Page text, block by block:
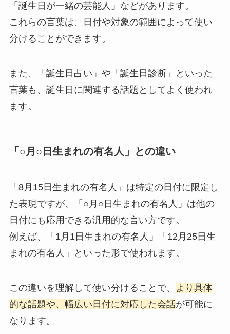
「誕生日が一緒の芸能人」などがあります。
これらの言葉は、日付や対象の範囲によって使い
分けることができます。
また、「誕生日占い」や「誕生日診断」といった
言葉も、誕生日に関連する話題としてよく使われ
ます。
「○月○日生まれの有名人」との違い
「8月15日生まれの有名人」は特定の日付に限定し
た表現ですが、「○月○日生まれの有名人」は他の
日付にも応用できる汎用的な言い方です。
例えば、「1月1日生まれの有名人」「12月25日生
まれの有名人」といった形で使われます。
この違いを理解して使い分けることで、
より具体
的な話題や、幅広い日付に対応した会話が可能に
なります。